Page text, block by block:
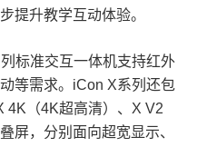
提升教学互动体验。
标准交互一体机支持红外
等需求。iCon X系列还包
4K（4K超高清）、X V2
屏，分别面向超宽显示、